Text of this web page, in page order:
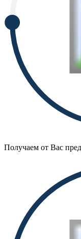
Получаем от Вас